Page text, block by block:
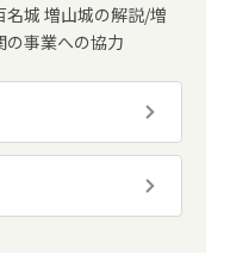
城 増山城の解説/増
の事業への協力